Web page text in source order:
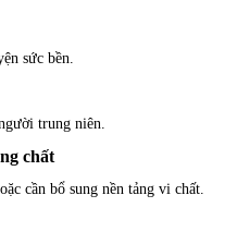
sức bền.
trung niên.
chất
cần bổ sung nền tảng vi chất.